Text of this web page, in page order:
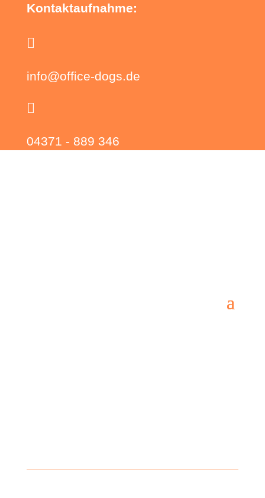
Kontaktaufnahme:

info@office-dogs.de

04371 - 889 346